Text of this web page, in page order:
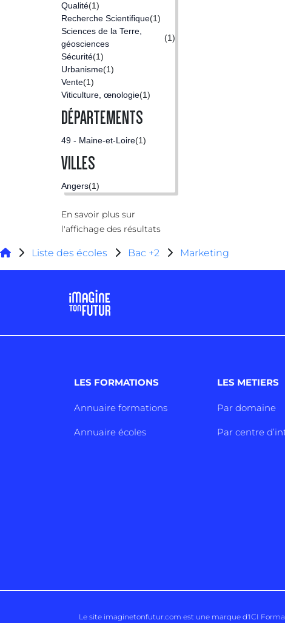
Qualité(1)
Recherche Scientifique(1)
Sciences de la Terre,
géosciences
(1)
Sécurité(1)
Urbanisme(1)
Vente(1)
Viticulture, œnologie(1)
DÉPARTEMENTS
49 - Maine-et-Loire(1)
VILLES
Angers(1)
En savoir plus sur
l'affichage des résultats
Liste des écoles Bac +2 Marketing
LES FORMATIONS
Annuaire formations
Annuaire écoles
LES METIERS
Par domaine
Par centre
Le site imaginetonfutur.com est une marque d'ICI